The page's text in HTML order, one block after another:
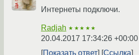
Интернеты подключи.
Radjah ★★★★★
20.04.2017 17:34:26 +00:00
Показать ответ
Ссылка